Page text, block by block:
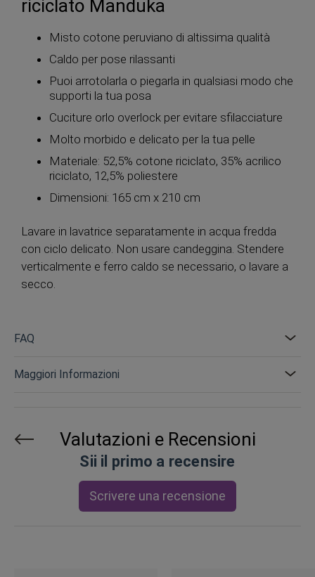
riciclato Manduka
Misto cotone peruviano di altissima qualità
Caldo per pose rilassanti
Puoi arrotolarla o piegarla in qualsiasi modo che
supporti la tua posa
Cuciture orlo overlock per evitare sfilacciature
Molto morbido e delicato per la tua pelle
Materiale: 52,5% cotone riciclato, 35% acrilico
riciclato, 12,5% poliestere
Dimensioni: 165 cm x 210 cm
Lavare in lavatrice separatamente in acqua fredda
con ciclo delicato. Non usare candeggina. Stendere
verticalmente e ferro caldo se necessario, o lavare a
secco.
FAQ
Maggiori Informazioni
Valutazioni e Recensioni
Sii il primo a recensire
Scrivere una recensione